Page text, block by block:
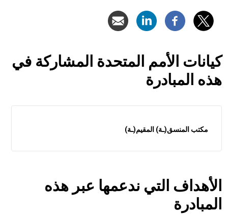
كيانات الأمم المتحدة المشاركة في
هذه المبادرة
مكتب المنسق(ـة) المقيم(ـة)
الأهداف التي ندعمها عبر هذه
المبادرة